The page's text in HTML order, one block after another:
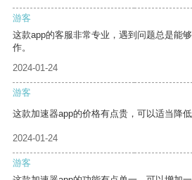
游客
这款app的客服非常专业，遇到问题总是能
作。
2024-01-24
游客
这款加速器app的价格有点贵，可以适当降
2024-01-24
游客